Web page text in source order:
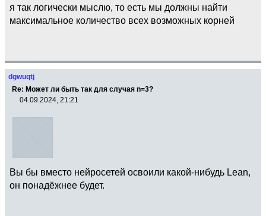
я так логически мыслю, то есть мы должны найти
максимальное количество всех возможных корней
dgwuqtj
Re: Может ли быть так для случая n=3?
04.09.2024, 21:21
Вы бы вместо нейросетей освоили какой-нибудь Lean,
он понадёжнее будет.